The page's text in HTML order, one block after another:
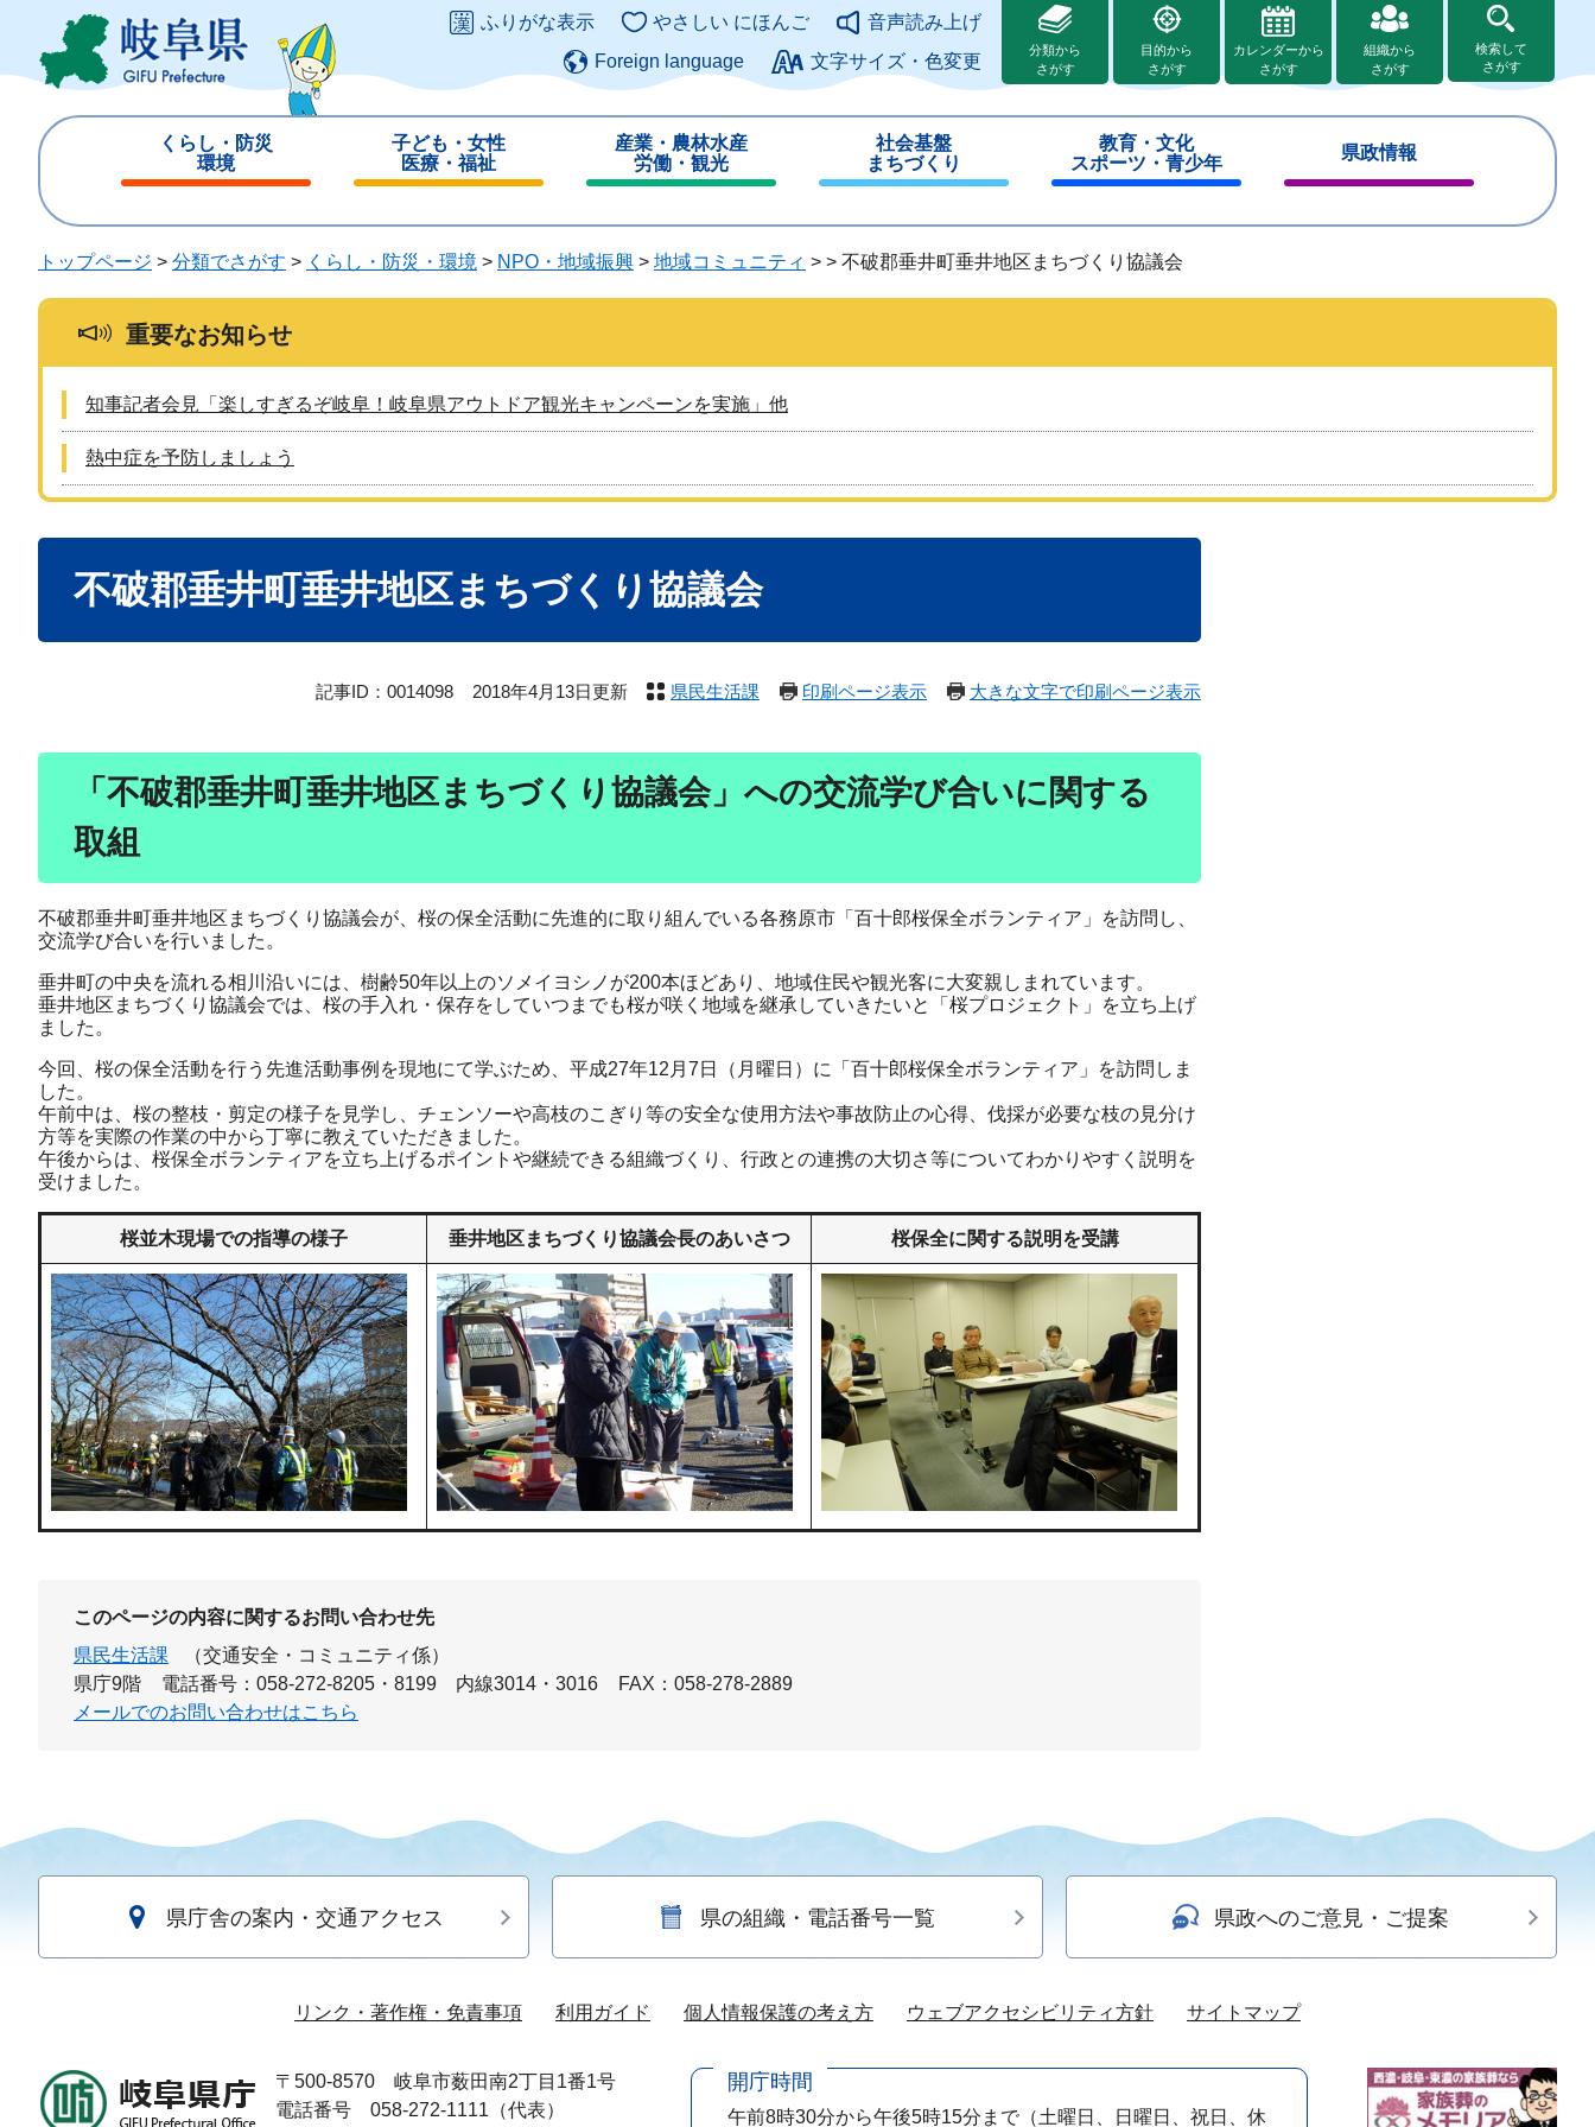
ジ
ュ
このページの本文へ
ふりがな表示 やさしい にほんご
音声読み上げ
Foreign language
文字サイズ・色変更
分類から
さがす
目的から
さがす
カレンダーから
さがす
組織から
さがす
検索して
さがす
くらし・防災
環境
じ
子ども・女性
医療・福祉
じ
産業・農林水産
労働・観光
じ
る
社会基盤
まちづくり
じ
教育・文化
スポーツ・青少年
じ
る
県政情報
じ
トップページ > 分類でさがす > くらし・防災・環境 > NPO・地域振興 > 地域コミュニティ > > 不破郡垂井町垂井地区まちづくり協議会
重要なお知らせ
知事記者会見「楽しすぎるぞ岐阜！岐阜県アウトドア観光キャンペーンを実施」他
熱中症を予防しましょう
不破郡垂井町垂井地区まちづくり協議会
記事ID：0014098 2018年4月13日更新 県民生活課 印刷ページ表示 大きな文字で印刷ページ表示
「不破郡垂井町垂井地区まちづくり協議会」への交流学び合いに関する
取組
不破郡垂井町垂井地区まちづくり協議会が、桜の保全活動に先進的に取り組んでいる各務原市「百十郎桜保全ボランティア」を訪問し、
交流学び合いを行いました。
垂井町の中央を流れる相川沿いには、樹齢50年以上のソメイヨシノが200本ほどあり、地域住民や観光客に大変親しまれています。
垂井地区まちづくり協議会では、桜の手入れ・保存をしていつまでも桜が咲く地域を継承していきたいと「桜プロジェクト」を立ち上げ
ました。
今回、桜の保全活動を行う先進活動事例を現地にて学ぶため、平成27年12月7日（月曜日）に「百十郎桜保全ボランティア」を訪問しま
した。
午前中は、桜の整枝・剪定の様子を見学し、チェンソーや高枝のこぎり等の安全な使用方法や事故防止の心得、伐採が必要な枝の見分け
方等を実際の作業の中から丁寧に教えていただきました。
午後からは、桜保全ボランティアを立ち上げるポイントや継続できる組織づくり、行政との連携の大切さ等についてわかりやすく説明を
受けました。
桜並木現場での指導の様子 垂井地区まちづくり協議会長のあいさつ 桜保全に関する説明を受講
このページの内容に関するお問い合わせ先
県民生活課
（交通安全・コミュニティ係）
県庁9階
電話番号：058-272-8205・8199 内線3014・3016
FAX：058-278-2889
メールでのお問い合わせはこちら
県庁舎の案内・交通アクセス 県の組織・電話番号一覧 県政へのご意見・ご提案
リンク・著作権・免責事項 利用ガイド 個人情報保護の考え方 ウェブアクセシビリティ方針 サイトマップ
〒500-8570
岐阜市薮田南2丁目1番1号
電話番号 058-272-1111（代表）
開庁時間
午前8時30分から午後5時15分まで （土曜日、日曜日、祝日、休